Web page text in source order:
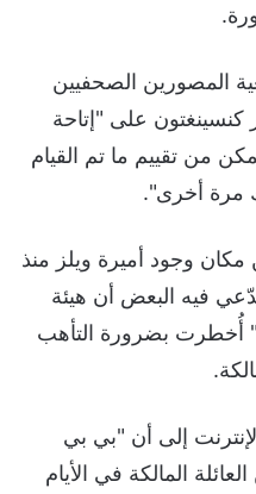
المصورين الصحفيين
كنسينغتون على "إتاحة
من تقييم ما تم القيام
مرة أخرى".
وجود أميرة ويلز منذ
فيه البعض أن هيئة
أُخطرت بضرورة التأهب
إلى أن "بي بي
المالكة في الأيام